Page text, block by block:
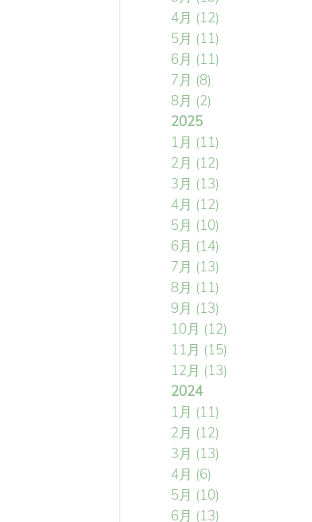
4月 (12)
5月 (11)
6月 (11)
7月 (8)
8月 (2)
2025
1月 (11)
2月 (12)
3月 (13)
4月 (12)
5月 (10)
6月 (14)
7月 (13)
8月 (11)
9月 (13)
10月 (12)
11月 (15)
12月 (13)
2024
1月 (11)
2月 (12)
3月 (13)
4月 (6)
5月 (10)
6月 (13)